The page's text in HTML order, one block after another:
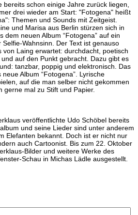
bereits schon einige Jahre zurück liegen,
drei wieder am Start: "Fotogena" heißt
Themen und Sounds mit Zeitgeist.
und Marisa aus Berlin stürzen sich in
dem neuen Album “Fotogena” auf ein
Wahnsinn. Der Text ist genauso
von Laing erwartet: durchdacht, poetisch
auf den Punkt gebracht. Dazu gibt es
tanzbar, poppig und elektronisch. Das
Album “Fotogena”. Lyrische
auf die man selber nicht gekommen
gerne mal zu Stift und Papier.
veröffentlichte Udo Schöbel bereits
und seine Lieder sind unter anderem
Elefanten bekannt. Doch ist er nicht nur
auch Cartoonist. Bis zum 22. Oktober
Bilder und weitere Werke des
Schau in Michas Lädle ausgestellt.